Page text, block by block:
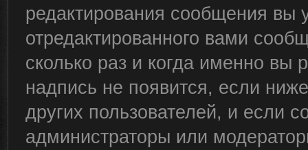
редактирования сообщения
отредактированного вами
сколько раз и когда именно вы
надпись не появится, если
других пользователей, и если
администраторы или